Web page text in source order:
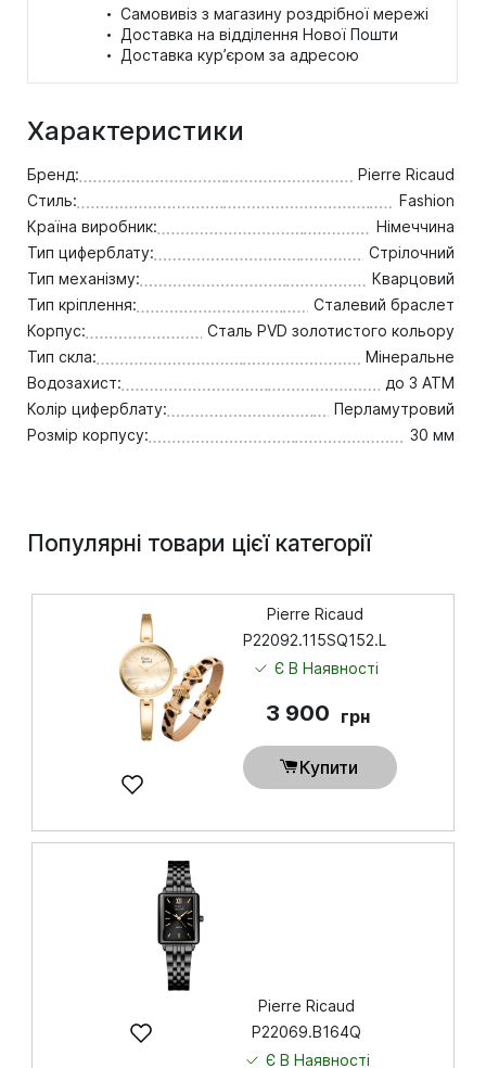
· Самовивіз з магазину роздрібної мережі
· Доставка на відділення Нової Пошти
· Доставка кур’єром за адресою
Характеристики
Бренд:
Pierre Ricaud
Стиль:
Fashion
Країна виробник:
Німеччина
Тип циферблату:
Стрілочний
Тип механізму:
Кварцовий
Тип кріплення:
Сталевий браслет
Корпус:
Сталь PVD золотистого кольору
Тип скла:
Мінеральне
Водозахист:
до 3 ATM
Колір циферблату:
Перламутровий
Розмір корпусу:
30 мм
Популярні товари цієї категорії
Pierre Ricaud
P22092.115SQ152.L
Є В Наявності
3 900 грн
Купити
Pierre Ricaud
P22069.B164Q
Є В Наявності